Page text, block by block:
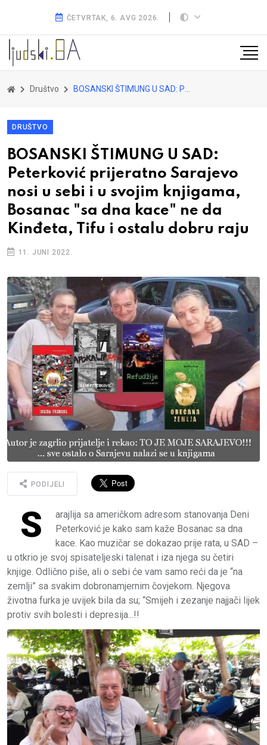
ČETVRTAK, 6. AVG 2026.
Društvo BOSANSKI ŠTIMUNG U SAD: Peterković prijeratno Sarajevo nosi u sebi i u svojim knjigama, Bosanac "sa dna kace" ne da Kinđeta, Tifu i ostalu dobru raju
DRUŠTVO
BOSANSKI ŠTIMUNG U SAD:
Peterković prijeratno Sarajevo
nosi u sebi i u svojim knjigama,
Bosanac "sa dna kace" ne da
Kinđeta, Tifu i ostalu dobru raju
11. JUNI 2022.
PODIJELI
S
arajlija sa američkom adresom stanovanja Deni
Peterković je kako sam kaže Bosanac sa dna
kace. Kao muzičar se dokazao prije rata, u SAD –
u otkrio je svoj spisateljeski talenat i iza njega su četiri
knjige. Odlično piše, ali o sebi će vam samo reći da je “na
zemlji” sa svakim dobronamjernim čovjekom. Njegova
životna furka je uvijek bila da su; “Smijeh i zezanje najjači lijek
protiv svih bolesti i depresija...!!